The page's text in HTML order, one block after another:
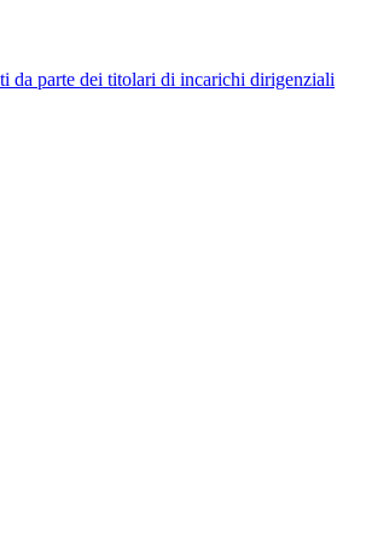
da parte dei titolari di incarichi dirigenziali